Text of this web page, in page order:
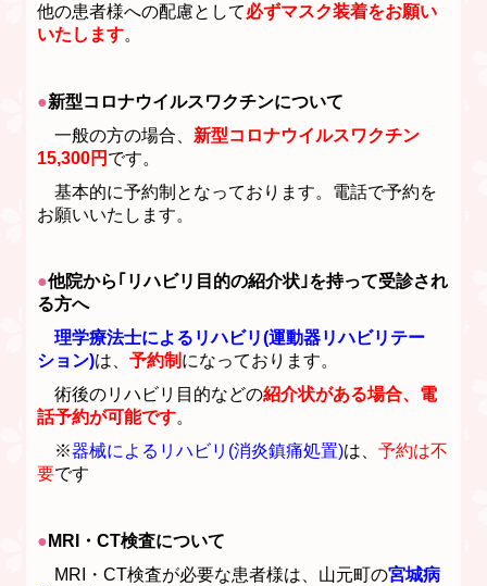
他の患者様への配慮として必ずマスク装着をお願い
いたします。
●新型コロナウイルスワクチンについて
一般の方の場合、 新型コロナウイルスワクチン
15,300円 です。
基本的に予約制となっております。電話で予約を
お願いいたします。
●他院から｢リハビリ目的の紹介状｣を持って受診され
る方へ
理学療法士によるリハビリ(運動器リハビリテー
ション)は、予約制 になっております。
術後のリハビリ目的などの紹介状がある場合、電
話予約が可能です。
※器械によるリハビリ(消炎鎮痛処置)は、予約は不
要です
● MRI・CT検査について
MRI・CT検査が必要な患者様は、山元町の宮城病